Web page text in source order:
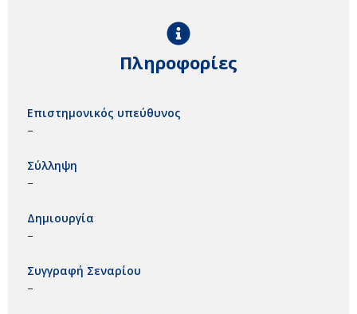
Πληροφορίες
Επιστημονικός υπεύθυνος
–
Σύλληψη
–
Δημιουργία
–
Συγγραφή Σεναρίου
–